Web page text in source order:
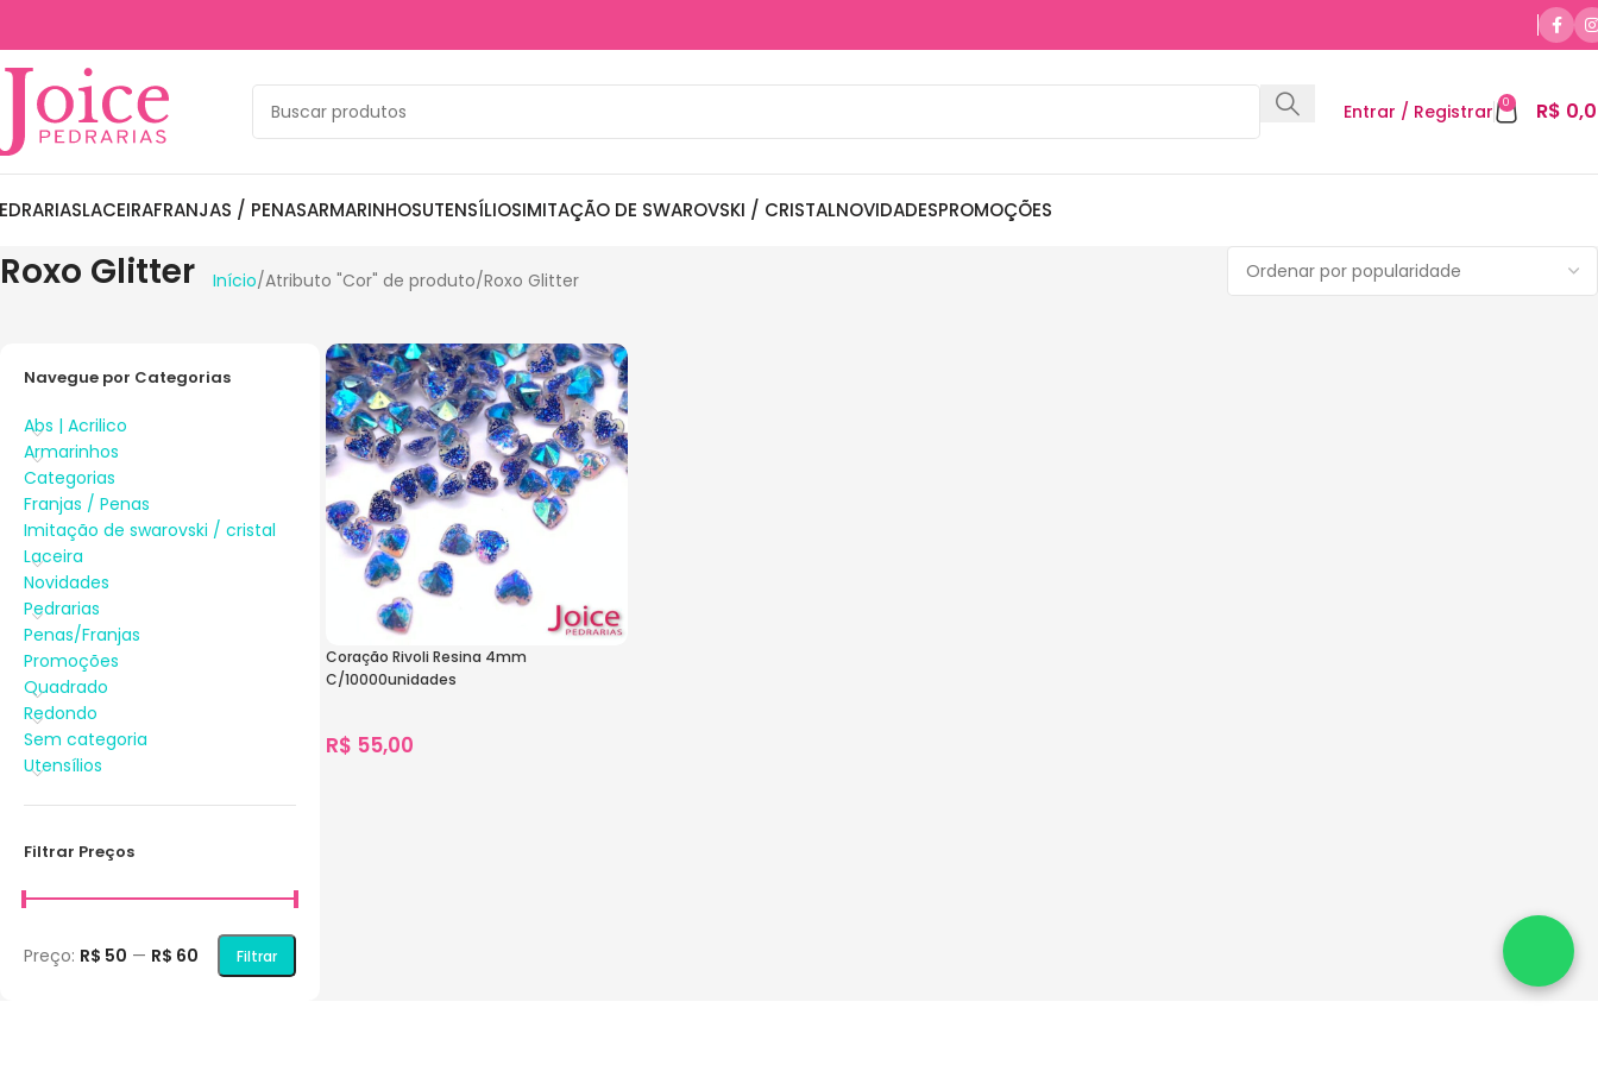
Entrar / Registrar 0 R$
LACEIRAFRANJAS / PENASARMARINHOSUTENSÍLIOSIMITAÇÃO DE SWAROVSKI / CRISTALNOVIDADESPROMOÇÕES
Roxo Glitter Início Atributo "Cor" de produto Roxo Glitter
Navegue por Categorias
Abs | Acrilico
Armarinhos
Categorias
Franjas / Penas
Imitação de swarovski / cristal
Laceira
Novidades
Pedrarias
Penas/Franjas
Promoções
Quadrado
Redondo
Sem categoria
Utensílios
Filtrar Preços
Filtrar
Preço: R$ 50 — R$ 60
Coração Rivoli Resina 4mm
C/10000unidades
R$ 55,00